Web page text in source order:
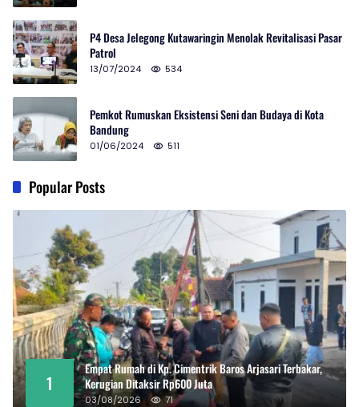
P4 Desa Jelegong Kutawaringin Menolak Revitalisasi Pasar
Patrol
13/07/2024 534
Pemkot Rumuskan Eksistensi Seni dan Budaya di Kota
Bandung
01/06/2024 511
Popular Posts
1
Empat Rumah di Kp. Cimentrik Baros Arjasari Terbakar,
Kerugian Ditaksir Rp600 Juta
03/08/2026 71